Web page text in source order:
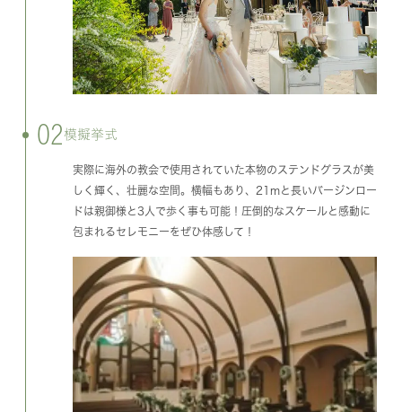
02 模擬挙式
実際に海外の教会で使用されていた本物のステンドグラスが美
しく輝く、壮麗な空間。横幅もあり、21mと長いバージンロー
ドは親御様と3人で歩く事も可能！圧倒的なスケールと感動に
包まれるセレモニーをぜひ体感して！